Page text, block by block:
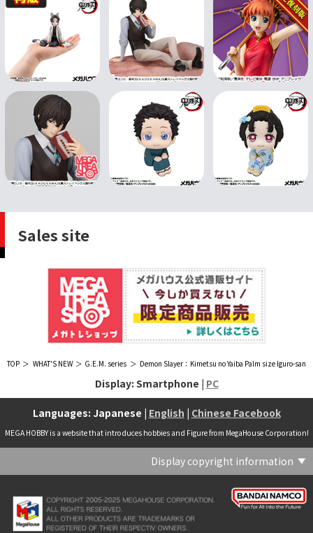
Sales site
TOP WHAT'S NEW G.E.M. series Demon Slayer：Kimetsu no Yaiba Palm size Iguro-san
Display: Smartphone | PC
Languages: Japanese | English | Chinese Facebook
MEGA HOBBY is a website that introduces hobbies and Figure from MegaHouse Corporation!
Display copyright information